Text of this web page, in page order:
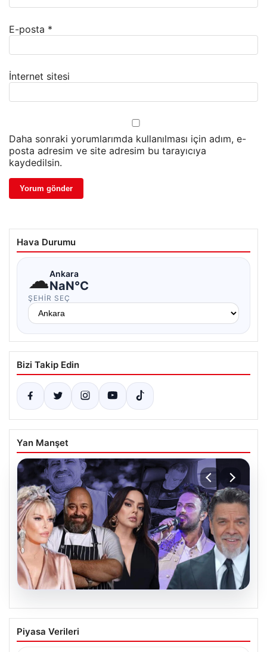
E-posta *
İnternet sitesi
Daha sonraki yorumlarımda kullanılması için adım, e-
posta adresim ve site adresim bu tarayıcıya
kaydedilsin.
Hava Durumu
☁Ankara
NaN°C
ŞEHIR SEÇ
Bizi Takip Edin
Yan Manşet
MASAK’tan Ahbap Derneği raporu.
Hangi ünlü ne kadar bağış yaptı?
Piyasa Verileri